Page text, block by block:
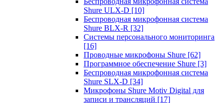
Shure ULX-D [10]
Беспроводная микрофонная система
Shure BLX-R [32]
Системы персонального мониторинга
[16]
Проводные микрофоны Shure [62]
Программное обеспечение Shure [3]
Беспроводная микрофонная система
Shure SLX-D [34]
Микрофоны Shure Motiv Digital для
записи и трансляций [17]